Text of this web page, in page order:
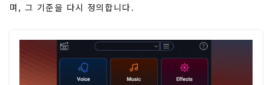
며, 그 기준을 다시 정의합니다.